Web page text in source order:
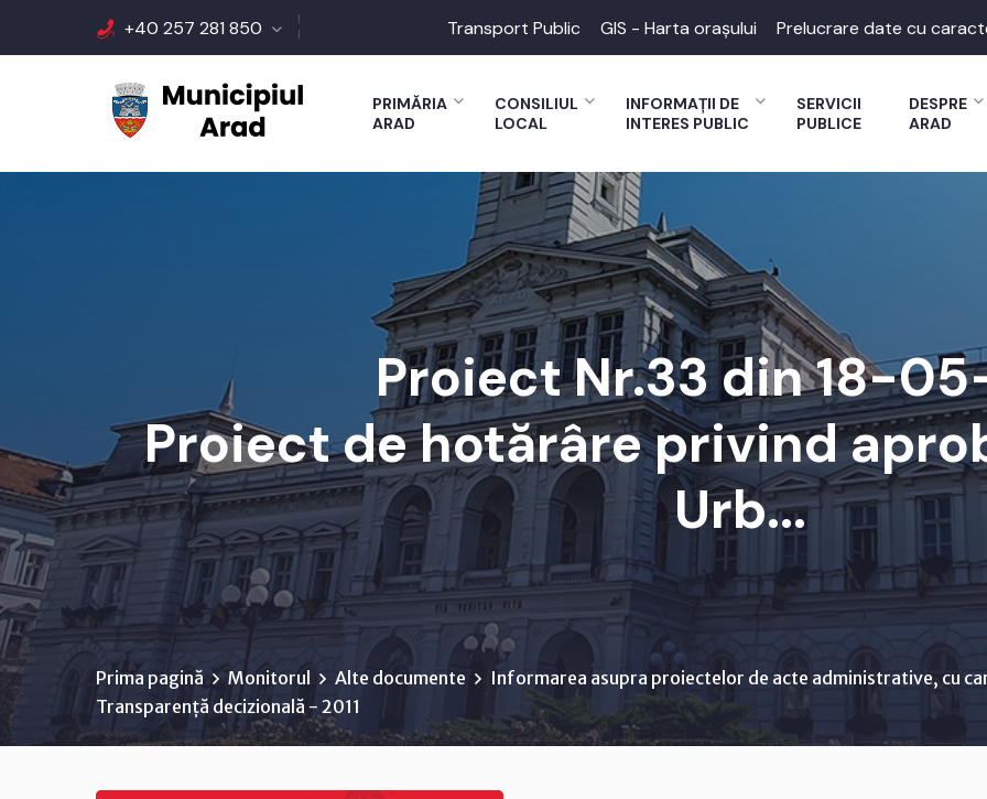
+40 257 281 850 Transport Public GIS - Harta orașului Prelucrare date cu
PRIMĂRIA
ARAD
CONSILIUL
LOCAL
INFORMAȚII DE
INTERES PUBLIC
SERVICII
PUBLICE
DESPRE
ARAD
Proiect Nr.33 din 18-
Proiect de hotărâre privind
Urb...
Prima pagină Monitorul Alte documente
Informarea asupra proiectelor de acte administrative, cu
Transparență decizională - 2011